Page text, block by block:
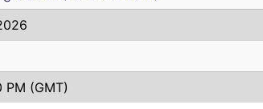
PM (GMT)